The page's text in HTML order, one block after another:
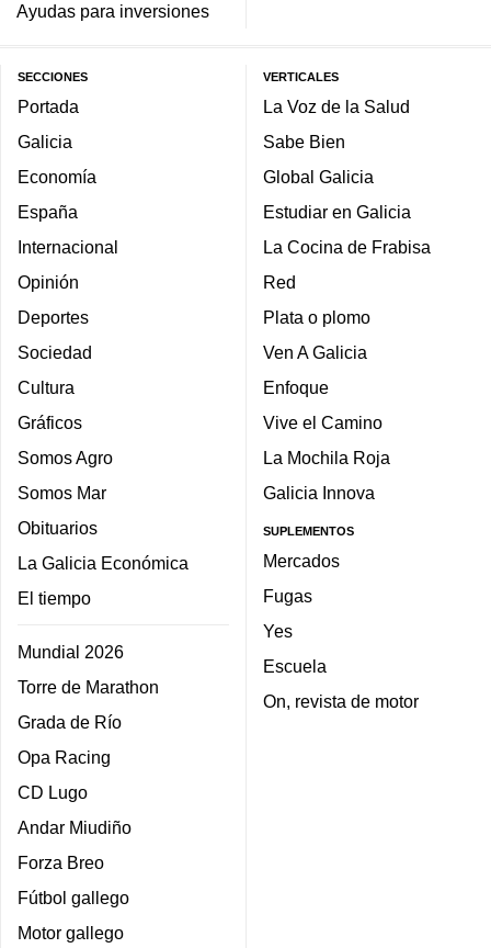
Ayudas para inversiones
SECCIONES
Portada
Galicia
Economía
España
Internacional
Opinión
Deportes
Sociedad
Cultura
Gráficos
Somos Agro
Somos Mar
Obituarios
La Galicia Económica
El tiempo
Mundial 2026
Torre de Marathon
Grada de Río
Opa Racing
CD Lugo
Andar Miudiño
Forza Breo
Fútbol gallego
Motor gallego
VERTICALES
La Voz de la Salud
Sabe Bien
Global Galicia
Estudiar en Galicia
La Cocina de Frabisa
Red
Plata o plomo
Ven A Galicia
Enfoque
Vive el Camino
La Mochila Roja
Galicia Innova
SUPLEMENTOS
Mercados
Fugas
Yes
Escuela
On, revista de motor